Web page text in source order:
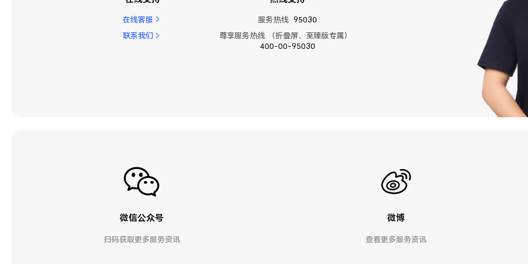
在线客服
联系我们
服务热线 95030
尊享服务热线 （折叠屏、至臻版专属）
400-00-95030
微信公众号
扫码获取更多服务资讯
微博
查看更多服务资讯